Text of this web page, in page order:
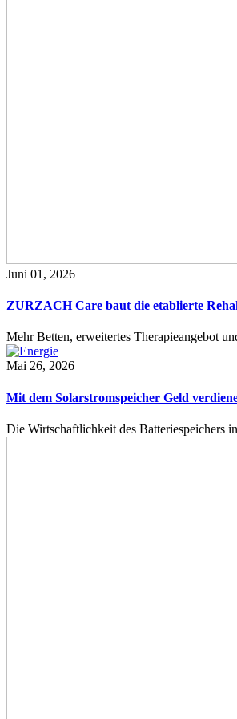
Juni 01, 2026
ZURZACH Care baut die etablierte
Mehr Betten, erweitertes Therapieangebot
Mai 26, 2026
Mit dem Solarstromspeicher Geld
Die Wirtschaftlichkeit des Batteriespeichers